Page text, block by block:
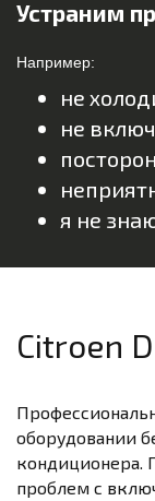
Устраним
Например:
не
не
я не
Citroen
оборудовании
кондиционера.
проблем с